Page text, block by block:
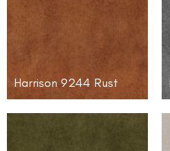
Harrison 9244 Rust